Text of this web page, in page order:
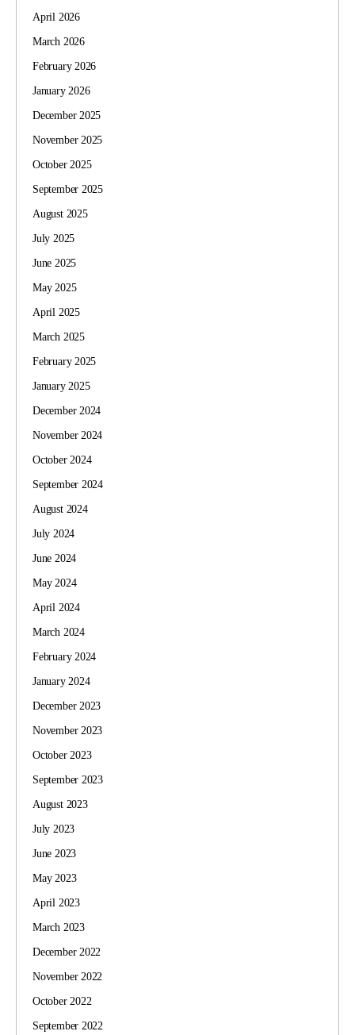
April 2026
March 2026
February 2026
January 2026
December 2025
November 2025
October 2025
September 2025
August 2025
July 2025
June 2025
May 2025
April 2025
March 2025
February 2025
January 2025
December 2024
November 2024
October 2024
September 2024
August 2024
July 2024
June 2024
May 2024
April 2024
March 2024
February 2024
January 2024
December 2023
November 2023
October 2023
September 2023
August 2023
July 2023
June 2023
May 2023
April 2023
March 2023
December 2022
November 2022
October 2022
September 2022